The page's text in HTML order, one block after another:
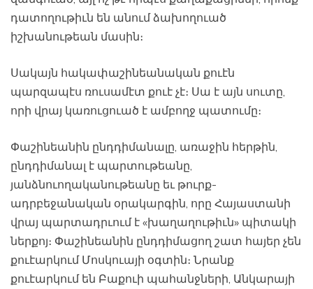
դատողութիւն են անում ձախողուած
իշխանութեան մասին։
Սակայն հակափաշինեանական քուէն
պարզապէս ռուսամէտ քուէ չէ։ Սա է այն սուտը,
որի վրայ կառուցուած է ամբողջ պատումը։
Փաշինեանին ընդդիմանալը, առաջին հերթին,
ընդդիմանալ է պարտութեանը,
յանձնուողականութեանը եւ թուրք-
ադրբեջանական օրակարգին, որը Հայաստանի
վրայ պարտադրւում է «խաղաղութիւն» պիտակի
ներքոյ։ Փաշինեանին ընդդիմացող շատ հայեր չեն
քուէարկում Մոսկուայի օգտին։ Նրանք
քուէարկում են Բաքուի պահանջների, Անկարայի